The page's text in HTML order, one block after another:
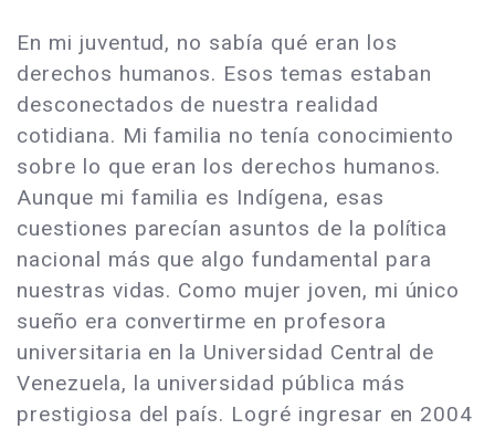
En mi juventud, no sabía qué eran los
derechos humanos. Esos temas estaban
desconectados de nuestra realidad
cotidiana. Mi familia no tenía conocimiento
sobre lo que eran los derechos humanos.
Aunque mi familia es Indígena, esas
cuestiones parecían asuntos de la política
nacional más que algo fundamental para
nuestras vidas. Como mujer joven, mi único
sueño era convertirme en profesora
universitaria en la Universidad Central de
Venezuela, la universidad pública más
prestigiosa del país. Logré ingresar en 2004